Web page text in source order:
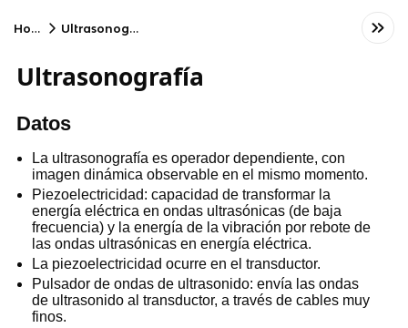
Home Ultrasonografía
Ultrasonografía
Datos
La ultrasonografía es operador dependiente, con
imagen dinámica observable en el mismo momento.
Piezoelectricidad: capacidad de transformar la
energía eléctrica en ondas ultrasónicas (de baja
frecuencia) y la energía de la vibración por rebote de
las ondas ultrasónicas en energía eléctrica.
La piezoelectricidad ocurre en el transductor.
Pulsador de ondas de ultrasonido: envía las ondas
de ultrasonido al transductor, a través de cables muy
finos.